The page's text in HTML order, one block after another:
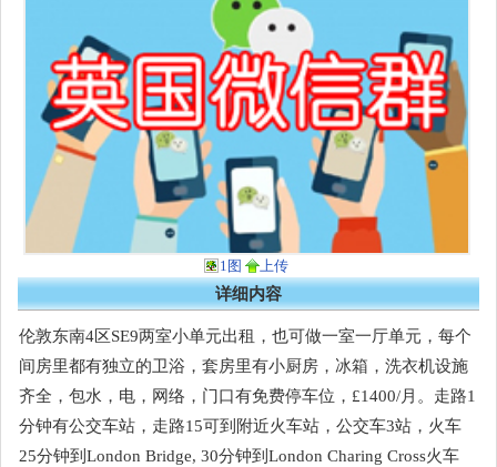
1图 上传
详细内容
伦敦东南4区SE9两室小单元出租，也可做一室一厅单元，每个
间房里都有独立的卫浴，套房里有小厨房，冰箱，洗衣机设施
齐全，包水，电，网络，门口有免费停车位，£1400/月。走路1
分钟有公交车站，走路15可到附近火车站，公交车3站，火车
25分钟到London Bridge, 30分钟到London Charing Cross火车